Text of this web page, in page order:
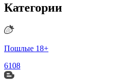
Категории
Пошлые 18+
6108